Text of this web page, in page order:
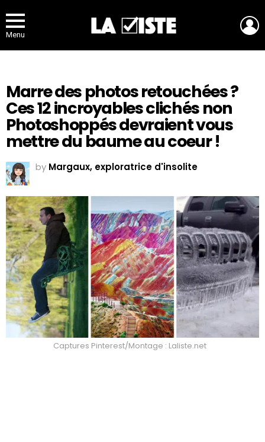
Menu
Marre des photos retouchées ?
Ces 12 incroyables clichés non
Photoshoppés devraient vous
mettre du baume au coeur !
by Margaux, exploratrice d'insolite
Captures Pinterest/Montage : Laliste.net